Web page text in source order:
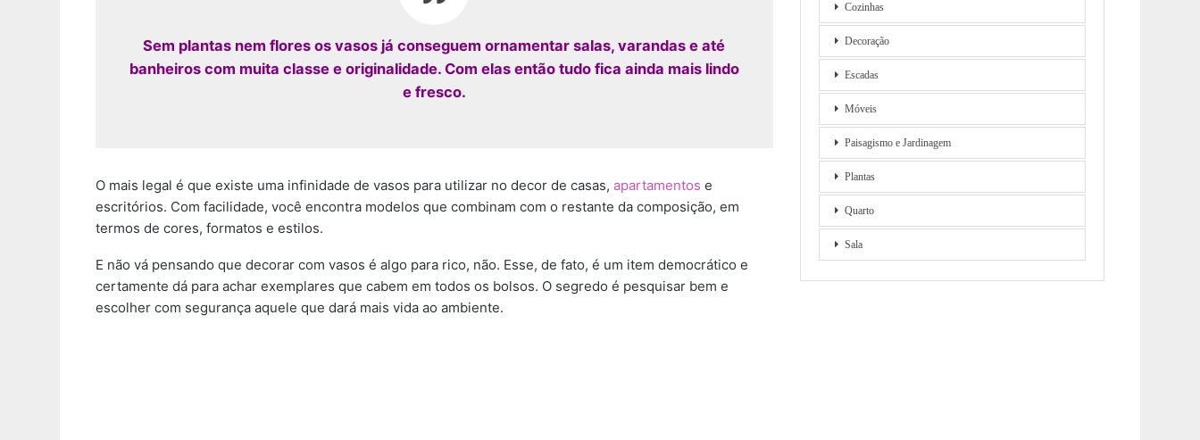
Sem plantas nem flores os vasos já conseguem ornamentar salas, varandas e até
banheiros com muita classe e originalidade. Com elas então tudo fica ainda mais lindo
e fresco.
O mais legal é que existe uma infinidade de vasos para utilizar no decor de casas, apartamentos e
escritórios. Com facilidade, você encontra modelos que combinam com o restante da composição, em
termos de cores, formatos e estilos.
E não vá pensando que decorar com vasos é algo para rico, não. Esse, de fato, é um item democrático e
certamente dá para achar exemplares que cabem em todos os bolsos. O segredo é pesquisar bem e
escolher com segurança aquele que dará mais vida ao ambiente.
Cozinhas
Decoração
Escadas
Móveis
Paisagismo e Jardinagem
Plantas
Quarto
Sala